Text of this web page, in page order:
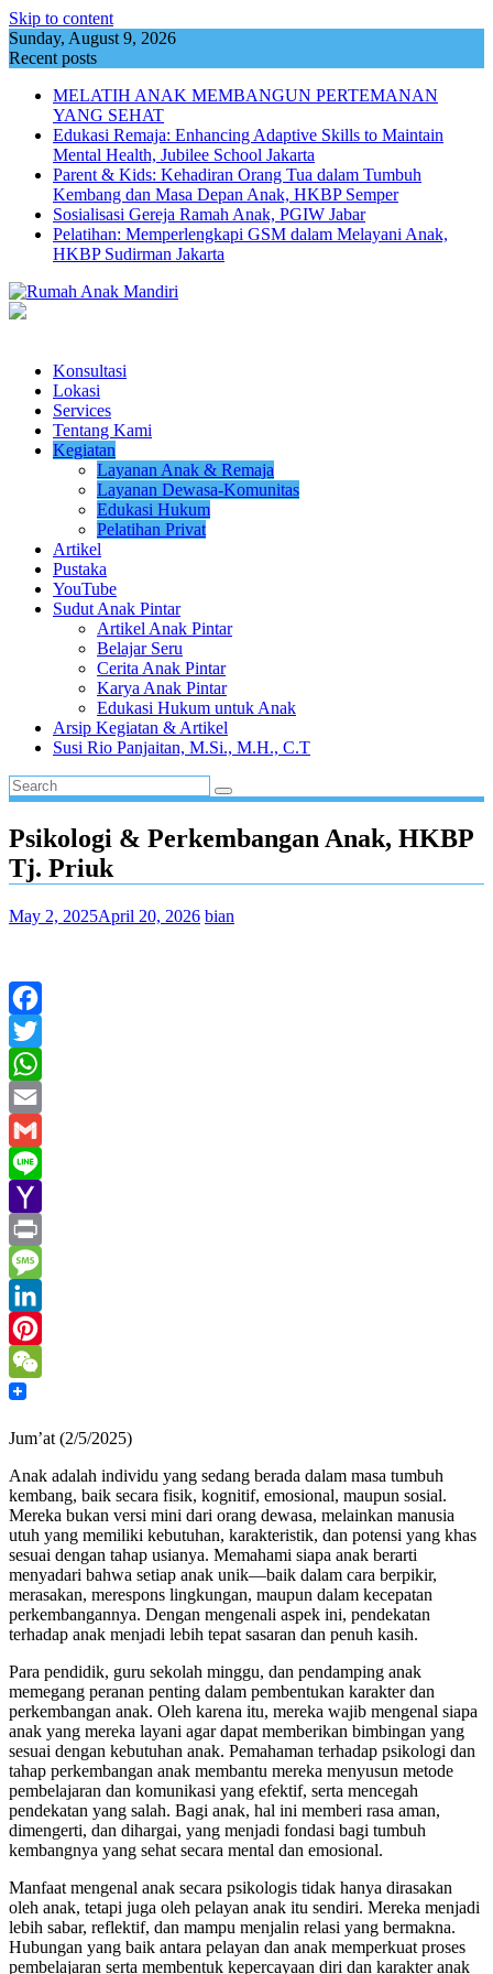
Skip to content
Sunday, August 9, 2026
Recent posts
MELATIH ANAK MEMBANGUN PERTEMANAN
YANG SEHAT
Edukasi Remaja: Enhancing Adaptive Skills to Maintain
Mental Health, Jubilee School Jakarta
Parent & Kids: Kehadiran Orang Tua dalam Tumbuh
Kembang dan Masa Depan Anak, HKBP Semper
Sosialisasi Gereja Ramah Anak, PGIW Jabar
Pelatihan: Memperlengkapi GSM dalam Melayani Anak,
HKBP Sudirman Jakarta
Konsultasi
Lokasi
Services
Tentang Kami
Kegiatan
Layanan Anak & Remaja
Layanan Dewasa-Komunitas
Edukasi Hukum
Pelatihan Privat
Artikel
Pustaka
YouTube
Sudut Anak Pintar
Artikel Anak Pintar
Belajar Seru
Cerita Anak Pintar
Karya Anak Pintar
Edukasi Hukum untuk Anak
Arsip Kegiatan & Artikel
Susi Rio Panjaitan, M.Si., M.H., C.T
Psikologi & Perkembangan Anak, HKBP
Tj. Priuk
May 2, 2025April 20, 2026 bian
Facebook
Twitter
WhatsApp
Email
Gmail
Line
Yahoo
Mail
Print
Message
LinkedIn
Pinterest
WeChat
Jum’at (2/5/2025)
Anak adalah individu yang sedang berada dalam masa tumbuh
kembang, baik secara fisik, kognitif, emosional, maupun sosial.
Mereka bukan versi mini dari orang dewasa, melainkan manusia
utuh yang memiliki kebutuhan, karakteristik, dan potensi yang khas
sesuai dengan tahap usianya. Memahami siapa anak berarti
menyadari bahwa setiap anak unik—baik dalam cara berpikir,
merasakan, merespons lingkungan, maupun dalam kecepatan
perkembangannya. Dengan mengenali aspek ini, pendekatan
terhadap anak menjadi lebih tepat sasaran dan penuh kasih.
Para pendidik, guru sekolah minggu, dan pendamping anak
memegang peranan penting dalam pembentukan karakter dan
perkembangan anak. Oleh karena itu, mereka wajib mengenal siapa
anak yang mereka layani agar dapat memberikan bimbingan yang
sesuai dengan kebutuhan anak. Pemahaman terhadap psikologi dan
tahap perkembangan anak membantu mereka menyusun metode
pembelajaran dan komunikasi yang efektif, serta mencegah
pendekatan yang salah. Bagi anak, hal ini memberi rasa aman,
dimengerti, dan dihargai, yang menjadi fondasi bagi tumbuh
kembangnya yang sehat secara mental dan emosional.
Manfaat mengenal anak secara psikologis tidak hanya dirasakan
oleh anak, tetapi juga oleh pelayan anak itu sendiri. Mereka menjadi
lebih sabar, reflektif, dan mampu menjalin relasi yang bermakna.
Hubungan yang baik antara pelayan dan anak memperkuat proses
pembelajaran serta membentuk kepercayaan diri dan karakter anak